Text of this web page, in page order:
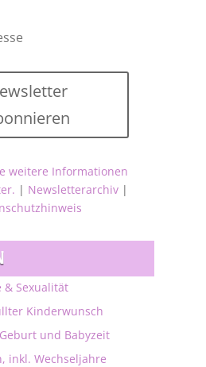
weitere Informationen
| Newsletterarchiv|
& Sexualität
Kinderwunsch
und Babyzeit
inkl. Wechseljahre